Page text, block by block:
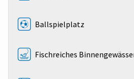
Ballspielplatz
Fischreiches